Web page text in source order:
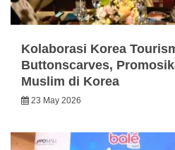
Kolaborasi Korea
Buttonscarves,
Muslim di Korea
23 May 2026